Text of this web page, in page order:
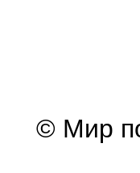
© Мир